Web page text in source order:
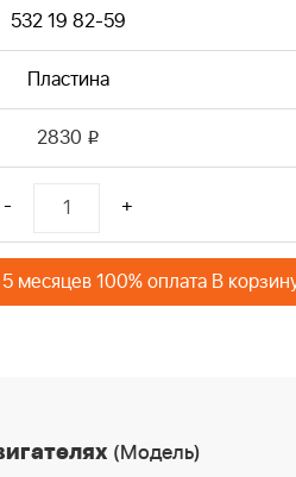
532 19 82-59
Пластина
2830 i
- +
месяцев 100% оплата В
(Модель)